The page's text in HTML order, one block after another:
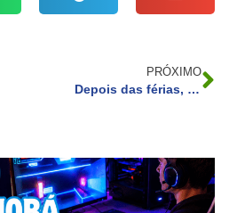
PRÓXIMO
Depois das férias, Eliana terá novo cenário e novos formatos